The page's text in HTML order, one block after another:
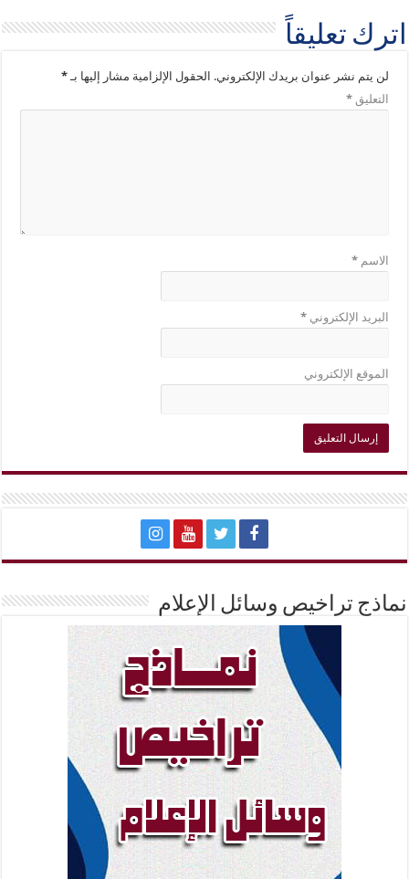
اترك تعليقاً
لن يتم نشر عنوان بريدك الإلكتروني. الحقول الإلزامية مشار إليها بـ*
التعليق*
الاسم*
البريد الإلكتروني*
الموقع الإلكتروني
نماذج تراخيص وسائل الإعلام